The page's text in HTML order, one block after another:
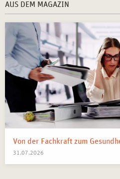
AUS DEM MAGAZIN
31.07.2026